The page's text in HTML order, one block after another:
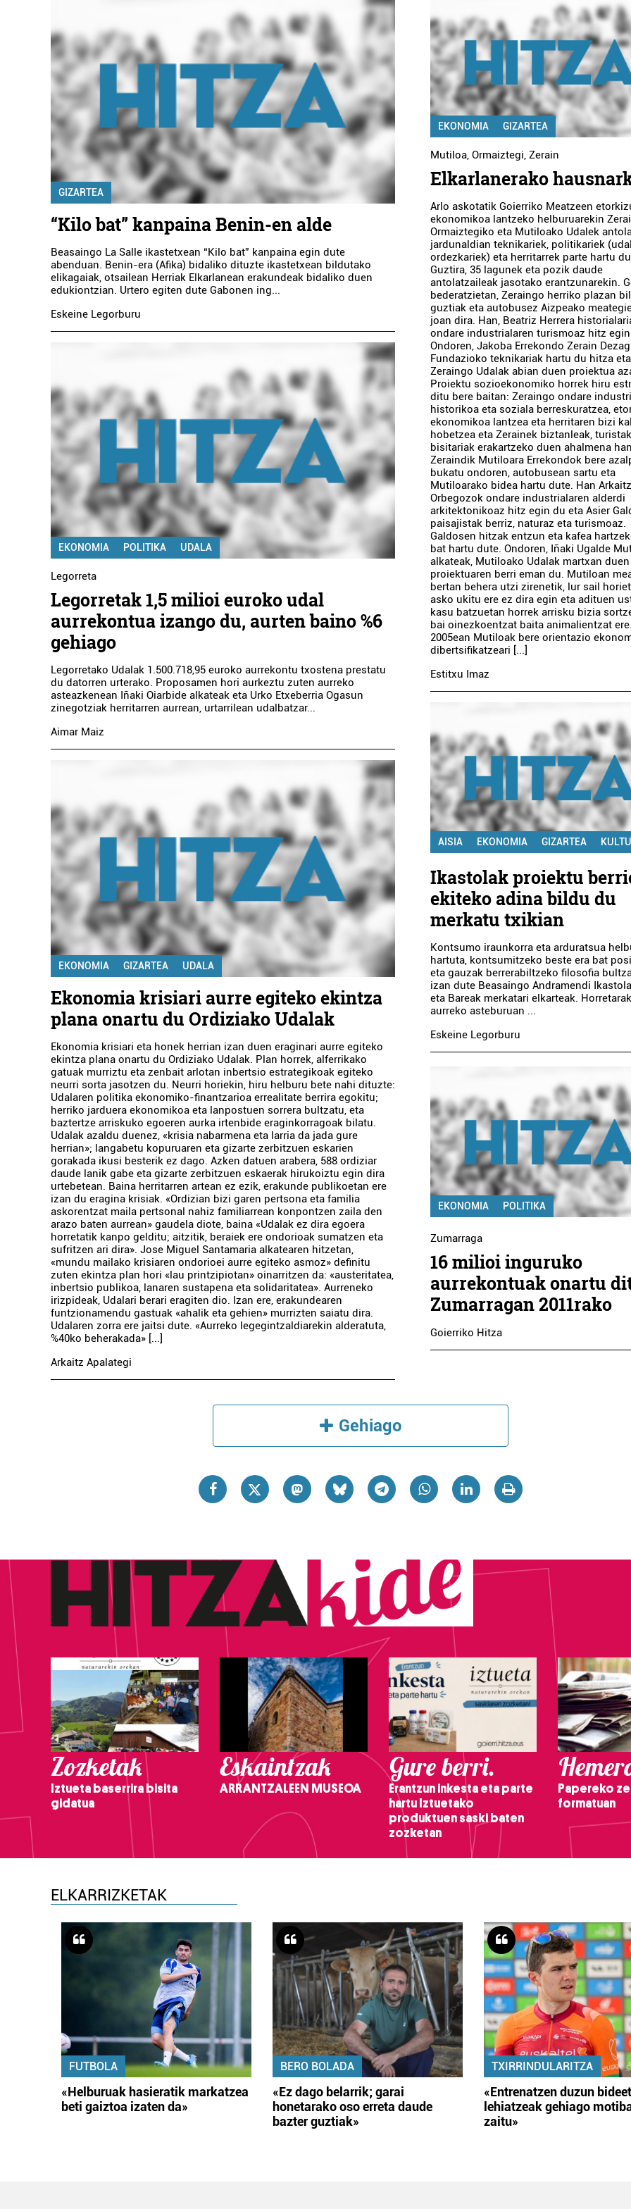
GIZARTEA
“Kilo bat” kanpaina Benin-en alde
Beasaingo La Salle ikastetxean “Kilo bat” kanpaina egin dute
abenduan. Benin-era (Afika) bidaliko dituzte ikastetxean bildutako
elikagaiak, otsailean Herriak Elkarlanean erakundeak bidaliko duen
edukiontzian. Urtero egiten dute Gabonen ing...
Eskeine Legorburu
EKONOMIA POLITIKA UDALA
Legorreta
Legorretak 1,5 milioi euroko udal
aurrekontua izango du, aurten baino %6
gehiago
Legorretako Udalak 1.500.718,95 euroko aurrekontu txostena prestatu
du datorren urterako. Proposamen hori aurkeztu zuten aurreko
asteazkenean Iñaki Oiarbide alkateak eta Urko Etxeberria Ogasun
zinegotziak herritarren aurrean, urtarrilean udalbatzar...
Aimar Maiz
EKONOMIA GIZARTEA UDALA
Ekonomia krisiari aurre egiteko ekintza
plana onartu du Ordiziako Udalak
Ekonomia krisiari eta honek herrian izan duen eraginari aurre egiteko
ekintza plana onartu du Ordiziako Udalak. Plan horrek, alferrikako
gatuak murriztu eta zenbait arlotan inbertsio estrategikoak egiteko
neurri sorta jasotzen du. Neurri horiekin, hiru helburu bete nahi dituzte:
Udalaren politika ekonomiko-finantzarioa errealitate berrira egokitu;
herriko jarduera ekonomikoa eta lanpostuen sorrera bultzatu, eta
baztertze arriskuko egoeren aurka irtenbide eraginkorragoak bilatu.
Udalak azaldu duenez, «krisia nabarmena eta larria da jada gure
herrian»; langabetu kopuruaren eta gizarte zerbitzuen eskarien
gorakada ikusi besterik ez dago. Azken datuen arabera, 588 ordiziar
daude lanik gabe eta gizarte zerbitzuen eskaerak hirukoiztu egin dira
urtebetean. Baina herritarren artean ez ezik, erakunde publikoetan ere
izan du eragina krisiak. «Ordizian bizi garen pertsona eta familia
askorentzat maila pertsonal nahiz familiarrean konpontzen zaila den
arazo baten aurrean» gaudela diote, baina «Udalak ez dira egoera
horretatik kanpo gelditu; aitzitik, beraiek ere ondorioak sumatzen eta
sufritzen ari dira». Jose Miguel Santamaria alkatearen hitzetan,
«mundu mailako krisiaren ondorioei aurre egiteko asmoz» definitu
zuten ekintza plan hori «lau printzipiotan» oinarritzen da: «austeritatea,
inbertsio publikoa, lanaren sustapena eta solidaritatea». Aurreneko
irizpideak, Udalari berari eragiten dio. Izan ere, erakundearen
funtzionamendu gastuak «ahalik eta gehien» murrizten saiatu dira.
Udalaren zorra ere jaitsi dute. «Aurreko legegintzaldiarekin alderatuta,
%40ko beherakada» [...]
Arkaitz Apalategi
EKONOMIA GIZARTEA
Mutiloa,Ormaiztegi,Zerain
Elkarlanerako
Arlo askotatik Goierriko Meatzeen
ekonomikoa lantzeko helburuarekin
Ormaiztegiko eta Mutiloako Udalek
jardunaldian teknikariek, politikariek (udal
ordezkariek) eta herritarrek parte hartu
Guztira, 35 lagunek eta pozik daude
antolatzaileak jasotako erantzunarekin.
bederatzietan, Zeraingo herriko plazan
guztiak eta autobusez Aizpeako
joan dira. Han, Beatriz Herrera
ondare industrialaren turismoaz hitz
Ondoren, Jakoba Errekondo Zerain
Fundazioko teknikariak hartu du hitza eta
Zeraingo Udalak abian duen proiektua
Proiektu sozioekonomiko horrek hiru
ditu bere baitan: Zeraingo ondare
historikoa eta soziala berreskuratzea,
ekonomikoa lantzea eta herritaren bizi
hobetzea eta Zerainek biztanleak,
bisitariak erakartzeko duen ahalmena
Zeraindik Mutiloara Errekondok bere
bukatu ondoren, autobusean sartu eta
Mutiloarako bidea hartu dute. Han Arkaitz
Orbegozok ondare industrialaren alderdi
arkitektonikoaz hitz egin du eta Asier
paisajistak berriz, naturaz eta turismoaz.
Galdosen hitzak entzun eta kafea
bat hartu dute. Ondoren, Iñaki Ugalde
alkateak, Mutiloako Udalak martxan duen
proiektuaren berri eman du. Mutiloan
bertan behera utzi zirenetik, lur sail
asko ukitu ere ez dira egin eta adituen
kasu batzuetan horrek arrisku bizia
bai oinezkoentzat baita animalientzat ere.
2005ean Mutiloak bere orientazio
dibertsifikatzeari [...]
Estitxu Imaz
AISIA EKONOMIA GIZARTEA
Ikastolak proiektu
ekiteko adina bildu du
merkatu txikian
Kontsumo iraunkorra eta arduratsua
hartuta, kontsumitzeko beste era bat
eta gauzak berrerabiltzeko filosofia
izan dute Beasaingo Andramendi
eta Bareak merkatari elkarteak.
aurreko asteburuan ...
Eskeine Legorburu
EKONOMIA POLITIKA
Zumarraga
16 milioi inguruko
aurrekontuak onartu
Zumarragan 2011rako
Goierriko Hitza
Gehiago
Zozketak
Iztueta baserrira bisita
gidatua
Eskaintzak
ARRANTZALEEN MUSEOA
Gure berri.
Erantzun inkesta eta parte
hartu Iztuetako
produktuen saski baten
zozketan
Papereko
formatuan
ELKARRIZKETAK
FUTBOLA
«Helburuak hasieratik markatzea
beti gaiztoa izaten da»
BERO BOLADA
«Ez dago belarrik; garai
honetarako oso erreta daude
bazter guztiak»
TXIRRINDULARITZA
«Entrenatzen duzun
lehiatzeak gehiago
zaitu»